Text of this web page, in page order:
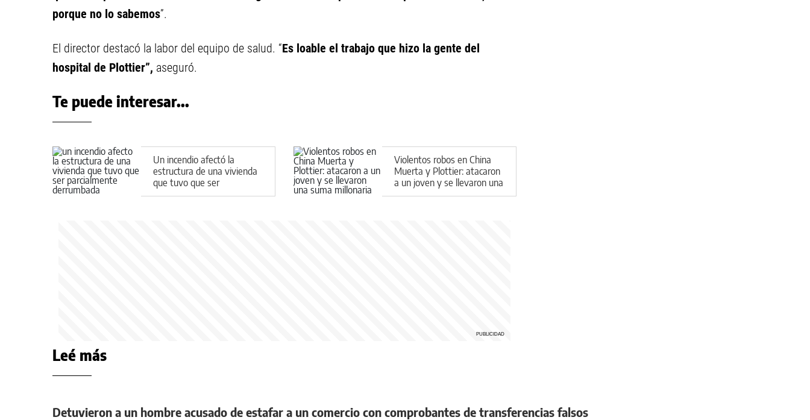
porque no lo sabemos”.
El director destacó la labor del equipo de salud. “Es loable el trabajo que hizo la gente del
hospital de Plottier”, aseguró.
Te puede interesar...
Un incendio afectó la
estructura de una vivienda
que tuvo que ser
parcialmente derrumbada
Violentos robos en China
Muerta y Plottier: atacaron
a un joven y se llevaron una
suma millonaria
Leé más
Detuvieron a un hombre acusado de estafar a un comercio con comprobantes de transferencias falsos